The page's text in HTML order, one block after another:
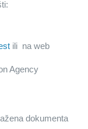
ili na web
Agency
dokumenta